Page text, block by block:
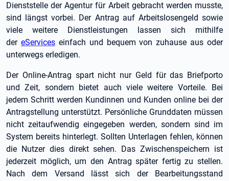
Dienststelle der Agentur für Arbeit gebracht werden musste,
sind längst vorbei. Der Antrag auf Arbeitslosengeld sowie
viele weitere Dienstleistungen lassen sich mithilfe
der eServiceseinfach und bequem von zuhause aus oder
unterwegs erledigen.
Der Online-Antrag spart nicht nur Geld für das Briefporto
und Zeit, sondern bietet auch viele weitere Vorteile. Bei
jedem Schritt werden Kundinnen und Kunden online bei der
Antragstellung unterstützt. Persönliche Grunddaten müssen
nicht zeitaufwendig eingegeben werden, sondern sind im
System bereits hinterlegt. Sollten Unterlagen fehlen, können
die Nutzer dies direkt sehen. Das Zwischenspeichern ist
jederzeit möglich, um den Antrag später fertig zu stellen.
Nach dem Versand lässt sich der Bearbeitungsstand